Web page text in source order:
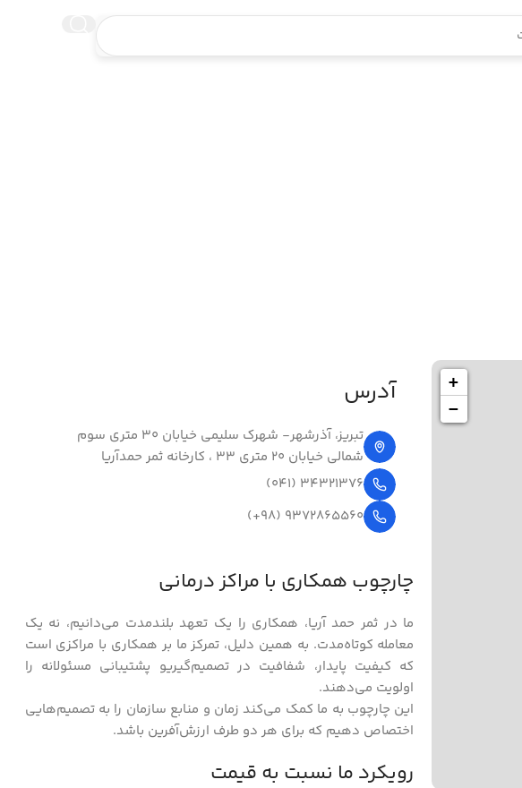
+
−
آدرس
تبریز، آذرشهر- شهرک سلیمی خیابان 30 متری سوم
شمالی خیابان 20 متری 33 ، کارخانه ثمر حمدآریا
34321376 (041)
9372865560 (98+)
چارچوب همکاری با مراکز درمانی
ما در ثمر حمد آریا، همکاری را یک تعهد بلندمدت می‌دانیم، نه یک
معامله کوتاه‌مدت. به همین دلیل، تمرکز ما بر همکاری با مراکزی است
که کیفیت پایدار، شفافیت در تصمیم‌گیریو پشتیبانی مسئولانه را
اولویت می‌دهند.
این چارچوب به ما کمک می‌کند زمان و منابع سازمان را به تصمیم‌هایی
اختصاص دهیم که برای هر دو طرف ارزش‌آفرین باشد.
رویکرد ما نسبت به قیمت